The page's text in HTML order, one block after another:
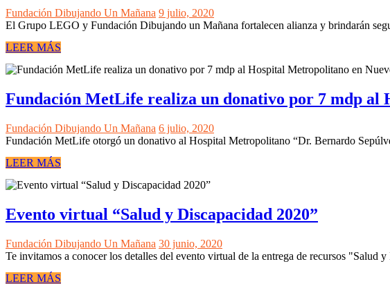
Fundación Dibujando Un Mañana 9 julio, 2020
El Grupo LEGO y Fundación Dibujando un Mañana fortalecen alianza y brindarán
LEER MÁS
Fundación MetLife realiza un donativo por 7 mdp al
Fundación Dibujando Un Mañana 6 julio, 2020
Fundación MetLife otorgó un donativo al Hospital Metropolitano “Dr. Bernardo
LEER MÁS
Evento virtual “Salud y Discapacidad 2020”
Fundación Dibujando Un Mañana 30 junio, 2020
Te invitamos a conocer los detalles del evento virtual de la entrega de recursos "Salud
LEER MÁS